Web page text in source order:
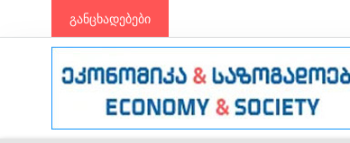
განცხადებები